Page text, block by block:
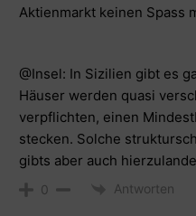
Aktienmarkt keinen Spass
@Insel: In Sizilien gibt es
Häuser werden quasi
verpflichten, einen
stecken. Solche
gibts aber auch
0 Antworten